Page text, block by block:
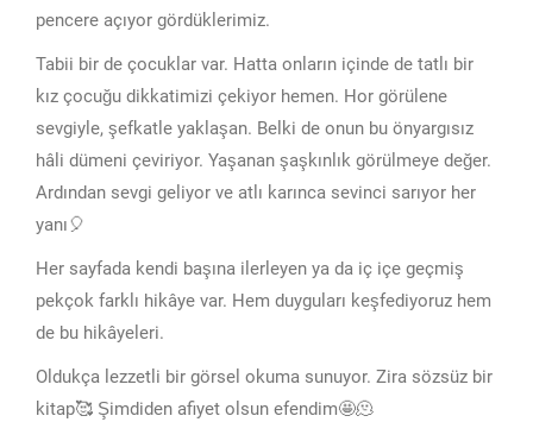
pencere açıyor gördüklerimiz.
Tabii bir de çocuklar var. Hatta onların içinde de tatlı bir
kız çocuğu dikkatimizi çekiyor hemen. Hor görülene
sevgiyle, şefkatle yaklaşan. Belki de onun bu önyargısız
hâli dümeni çeviriyor. Yaşanan şaşkınlık görülmeye değer.
Ardından sevgi geliyor ve atlı karınca sevinci sarıyor her
yanı🎈
Her sayfada kendi başına ilerleyen ya da iç içe geçmiş
pekçok farklı hikâye var. Hem duyguları keşfediyoruz hem
de bu hikâyeleri.
Oldukça lezzetli bir görsel okuma sunuyor. Zira sözsüz bir
kitap🥰 Şimdiden afiyet olsun efendim🤩🫠